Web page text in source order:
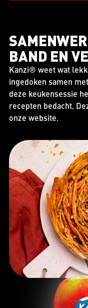
BAND EN
Kanzi® weet wat
ingedoken samen
deze keukensessie
recepten bedacht.
onze website.